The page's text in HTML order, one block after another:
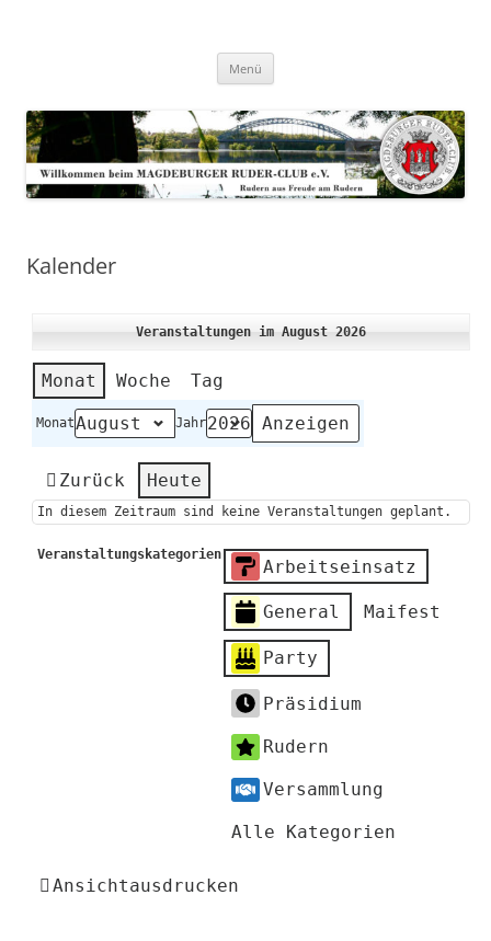
Menü
Kalender
Veranstaltungen im August 2026
Monat Woche Tag
Monat Jahr
Zurück Heute
In diesem Zeitraum sind keine Veranstaltungen geplant.
Veranstaltungskategorien
Arbeitseinsatz
General Maifest
Party
Präsidium
Rudern
Versammlung
Alle Kategorien
Ansichtausdrucken